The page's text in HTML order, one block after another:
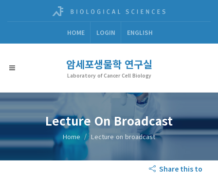
HOME LOGIN ENGLISH
암세포생물학 연구실
Laboratory of Cancer Cell Biology
Lecture On Broadcast
Home Lecture on broadcast
Share this to